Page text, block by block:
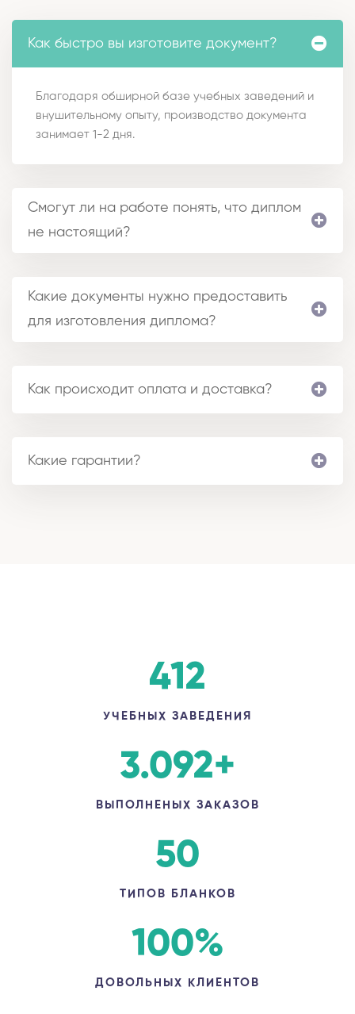
Как быстро вы изготовите документ?
Благодаря обширной базе учебных заведений и
внушительному опыту, производство документа
занимает 1-2 дня.
Смогут ли на работе понять, что диплом
не настоящий?
Какие документы нужно предоставить
для изготовления диплома?
Как происходит оплата и доставка?
Какие гарантии?
412
УЧЕБНЫХ ЗАВЕДЕНИЯ
3.092+
ВЫПОЛНЕНЫХ ЗАКАЗОВ
50
ТИПОВ БЛАНКОВ
100%
ДОВОЛЬНЫХ КЛИЕНТОВ